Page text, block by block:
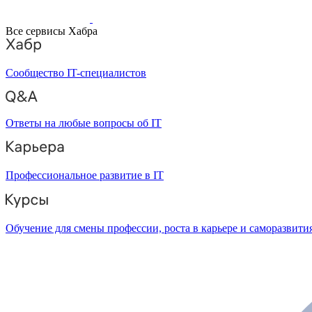
Все сервисы Хабра
Сообщество IT-специалистов
Ответы на любые вопросы об IT
Профессиональное развитие в IT
Обучение для смены профессии, роста в карьере и